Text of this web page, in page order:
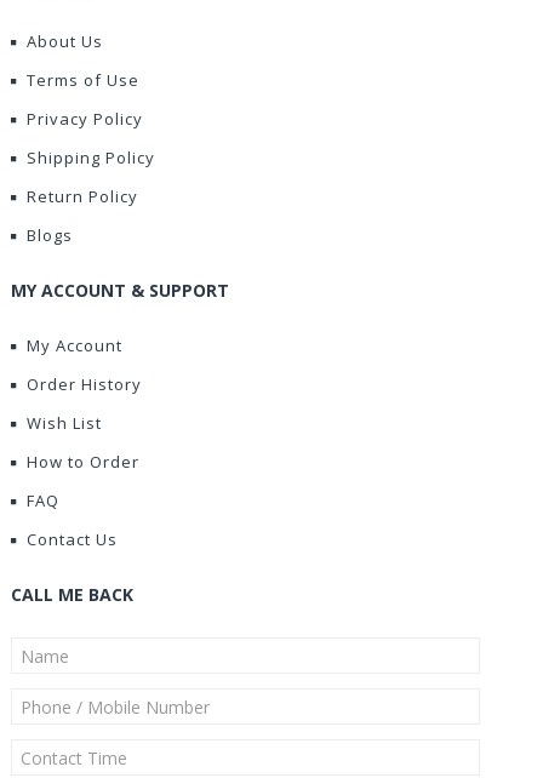
About Us
Terms of Use
Privacy Policy
Shipping Policy
Return Policy
Blogs
MY ACCOUNT & SUPPORT
My Account
Order History
Wish List
How to Order
FAQ
Contact Us
CALL ME BACK